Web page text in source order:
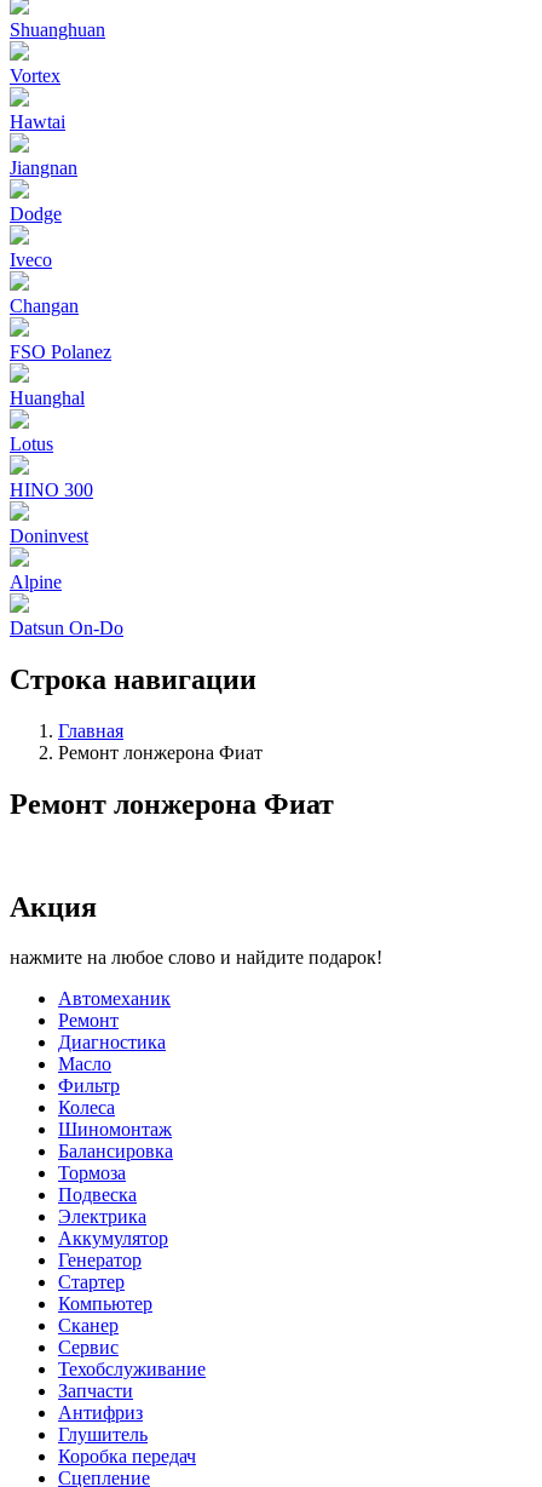
Shuanghuan
Vortex
Hawtai
Jiangnan
Dodge
Iveco
Changan
FSO Polanez
Huanghal
Lotus
HINO 300
Doninvest
Alpine
Datsun On-Do
Строка навигации
Главная
Ремонт лонжерона Фиат
Ремонт лонжерона Фиат
Акция
нажмите на любое слово и найдите подарок!
Автомеханик
Ремонт
Диагностика
Масло
Фильтр
Колеса
Шиномонтаж
Балансировка
Тормоза
Подвеска
Электрика
Аккумулятор
Генератор
Стартер
Компьютер
Сканер
Сервис
Техобслуживание
Запчасти
Антифриз
Глушитель
Коробка передач
Сцепление